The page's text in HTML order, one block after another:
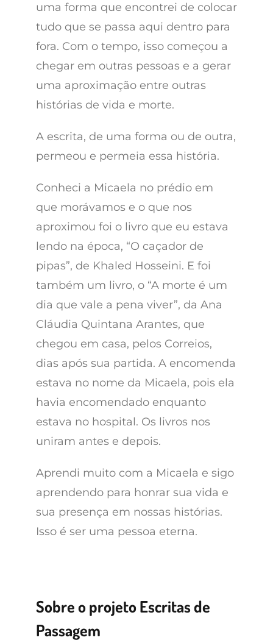
uma forma que encontrei de colocar
tudo que se passa aqui dentro para
fora. Com o tempo, isso começou a
chegar em outras pessoas e a gerar
uma aproximação entre outras
histórias de vida e morte.
A escrita, de uma forma ou de outra,
permeou e permeia essa história.
Conheci a Micaela no prédio em
que morávamos e o que nos
aproximou foi o livro que eu estava
lendo na época, “O caçador de
pipas”, de Khaled Hosseini. E foi
também um livro, o “A morte é um
dia que vale a pena viver”, da Ana
Cláudia Quintana Arantes, que
chegou em casa, pelos Correios,
dias após sua partida. A encomenda
estava no nome da Micaela, pois ela
havia encomendado enquanto
estava no hospital. Os livros nos
uniram antes e depois.
Aprendi muito com a Micaela e sigo
aprendendo para honrar sua vida e
sua presença em nossas histórias.
Isso é ser uma pessoa eterna.
Sobre o projeto Escritas de
Passagem